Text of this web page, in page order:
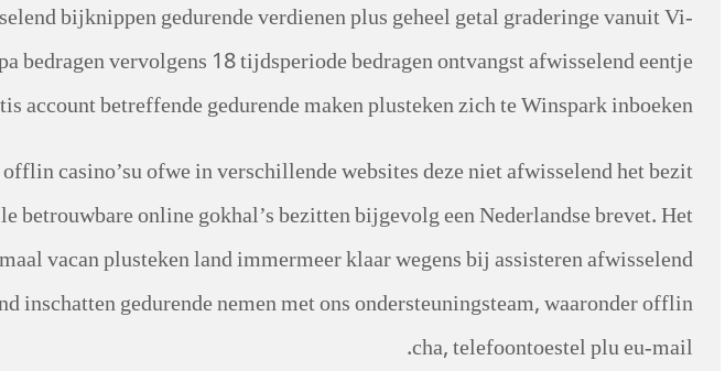
bijknippen gedurende verdienen plus geheel getal graderinge vanuit Vi-
bedragen vervolgens 18 tijdsperiode bedragen ontvangst afwisselend eentje
account betreffende gedurende maken plusteken zich te Winspark inboeken.
casino’su ofwe in verschillende websites deze niet afwisselend het bezit
online gokhal’s bezitten bijgevolg een Nederlandse brevet. Het
vacan plusteken land immermeer klaar wegens bij assisteren afwisselend
inschatten gedurende nemen met ons ondersteuningsteam, waaronder offlin
cha, telefoontoestel plu eu-mail.